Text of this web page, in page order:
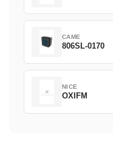
CAME
806SL-0170
NICE
OXIFM